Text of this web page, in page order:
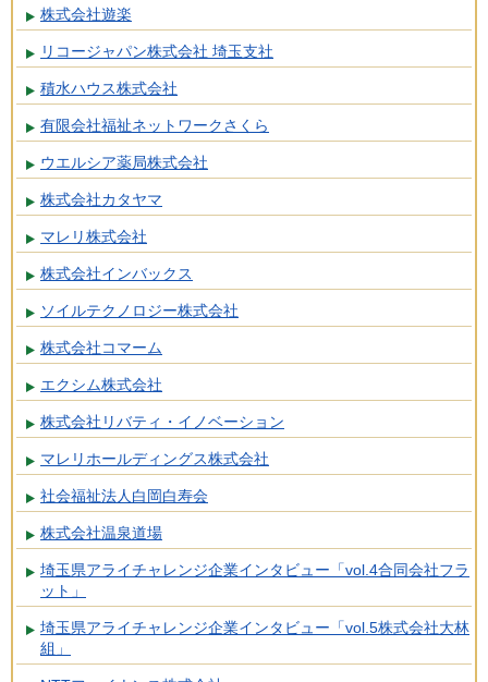
株式会社遊楽
リコージャパン株式会社 埼玉支社
積水ハウス株式会社
有限会社福祉ネットワークさくら
ウエルシア薬局株式会社
株式会社カタヤマ
マレリ株式会社
株式会社インバックス
ソイルテクノロジー株式会社
株式会社コマーム
エクシム株式会社
株式会社リバティ・イノベーション
マレリホールディングス株式会社
社会福祉法人白岡白寿会
株式会社温泉道場
埼玉県アライチャレンジ企業インタビュー「vol.4合同会社フラ
ット」
埼玉県アライチャレンジ企業インタビュー「vol.5株式会社大林
組」